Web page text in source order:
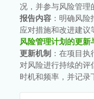
况，并参与风险管理
报告内容 ：明确风
应对措施和改进建议
风险管理计划的更新
更新机制 ：在项目
对风险进行持续的评
时机和频率，并记录